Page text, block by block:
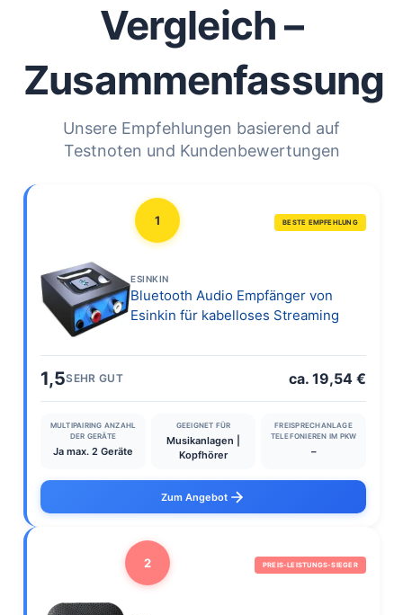
Vergleich –
Zusammenfassung
Unsere Empfehlungen basierend auf
Testnoten und Kundenbewertungen
1 BESTE EMPFEHLUNG
ESINKIN
Bluetooth Audio Empfänger von
Esinkin für kabelloses Streaming
1,5SEHR GUT ca. 19,54 €
MULTIPAIRING ANZAHL
DER GERÄTE
Ja max. 2 Geräte
GEEIGNET FÜR
Musikanlagen |
Kopfhörer
FREISPRECHANLAGE
TELEFONIEREN IM PKW
–
Zum Angebot
2 PREIS-LEISTUNGS-SIEGER